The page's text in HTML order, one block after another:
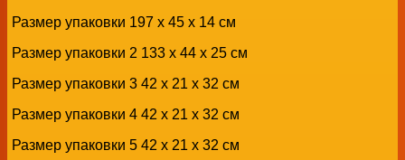
Размер упаковки 197 х 45 х 14 см
Размер упаковки 2 133 х 44 х 25 см
Размер упаковки 3 42 х 21 х 32 см
Размер упаковки 4 42 х 21 х 32 см
Размер упаковки 5 42 х 21 х 32 см